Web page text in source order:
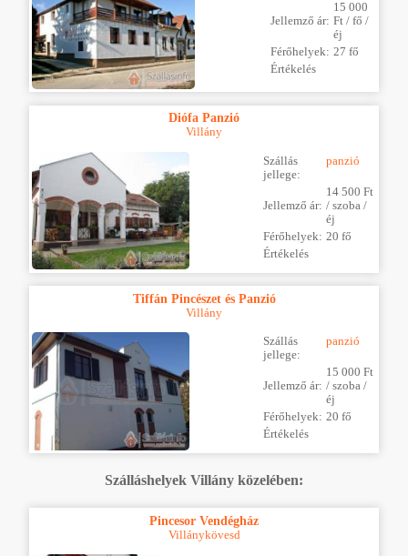
Jellemző ár:
15 000
Ft / fő /
éj
Férőhelyek: 27 fő
Értékelés
Diófa Panzió
Villány
Szállás
jellege:
panzió
Jellemző ár:
14 500 Ft
/ szoba /
éj
Férőhelyek: 20 fő
Értékelés
Tiffán Pincészet és Panzió
Villány
Szállás
jellege:
panzió
Jellemző ár:
15 000 Ft
/ szoba /
éj
Férőhelyek: 20 fő
Értékelés
Szálláshelyek Villány közelében:
Pincesor Vendégház
Villánykövesd